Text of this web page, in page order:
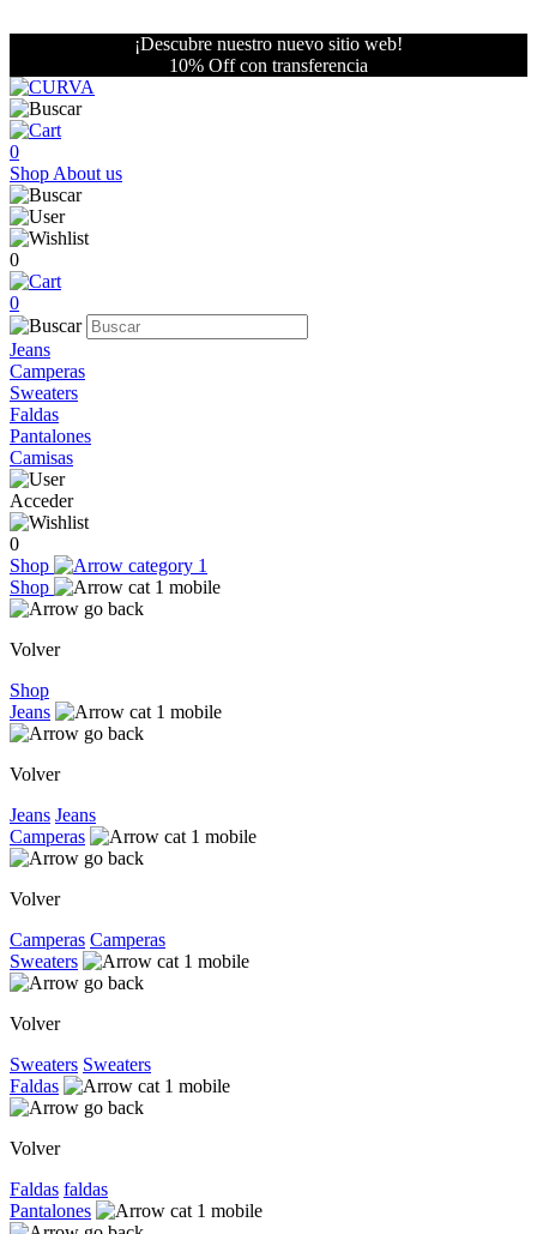
¡Descubre nuestro nuevo sitio web!
10% Off con transferencia
0
Shop About us
0
0
Jeans
Camperas
Sweaters
Faldas
Pantalones
Camisas
Acceder
0
Shop
Shop
Volver
Shop
Jeans
Volver
Jeans Jeans
Camperas
Volver
Camperas Camperas
Sweaters
Volver
Sweaters Sweaters
Faldas
Volver
Faldas faldas
Pantalones